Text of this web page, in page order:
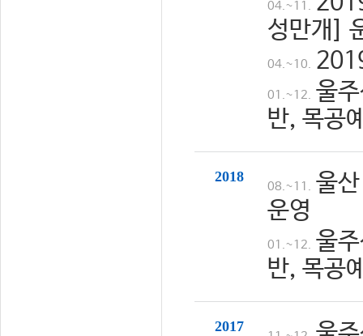
04.~11.
성만개]
04.~10.
01.~12. 울
반, 목공
2018
08.~11. 울
운영
01.~12. 울
반, 목공
2017